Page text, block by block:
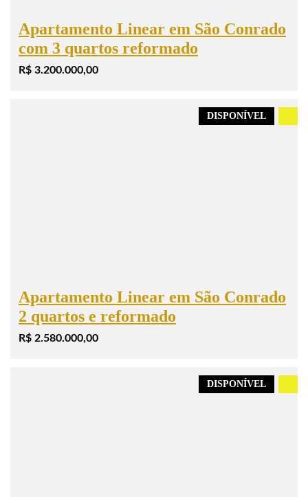
Apartamento Linear em São Conrado
com 3 quartos reformado
R$ 3.200.000,00
DISPONÍVEL
Apartamento Linear em São Conrado
2 quartos e reformado
R$ 2.580.000,00
DISPONÍVEL